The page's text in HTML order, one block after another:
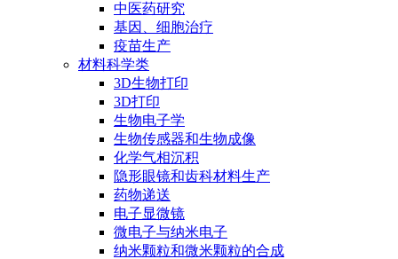
中医药研究
基因、细胞治疗
疫苗生产
材料科学类
3D生物打印
3D打印
生物电子学
生物传感器和生物成像
化学气相沉积
隐形眼镜和齿科材料生产
药物递送
电子显微镜
微电子与纳米电子
纳米颗粒和微米颗粒的合成